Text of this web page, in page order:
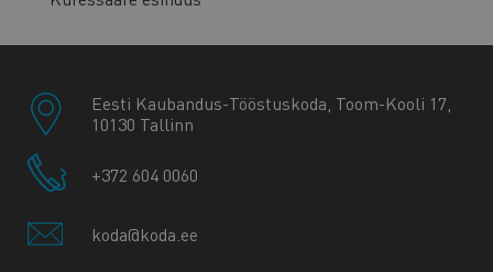
Eesti Kaubandus-Tööstuskoda, Toom-Kooli 17,
10130 Tallinn
+372 604 0060
koda@koda.ee